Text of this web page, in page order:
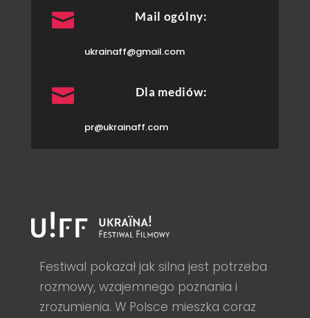
 Mail ogólny:
ukrainaff@gmail.com
 Dla mediów:
pr@ukrainaff.com
Festiwal pokazał jak silna jest potrzeba
rozmowy, wzajemnego poznania i
zrozumienia. W Polsce mieszka coraz